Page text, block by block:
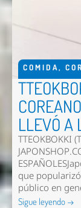
COMIDA,
LLEVÓ A
TTEOKBOKKI
que
público en
Sigue leyendo →
Nombre *
Email *
Comentario *